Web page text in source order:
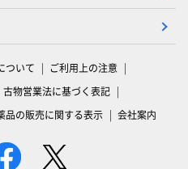
ついて
ご利用上の注意
古物営業法に基づく表記
品の販売に関する表示 会社案内